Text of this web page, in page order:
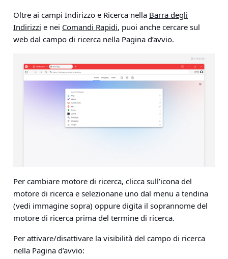
Oltre ai campi Indirizzo e Ricerca nella Barra degli
Indirizzi e nei Comandi Rapidi, puoi anche cercare sul
web dal campo di ricerca nella Pagina d’avvio.
Per cambiare motore di ricerca, clicca sull’icona del
motore di ricerca e selezionane uno dal menu a tendina
(vedi immagine sopra) oppure digita il soprannome del
motore di ricerca prima del termine di ricerca.
Per attivare/disattivare la visibilità del campo di ricerca
nella Pagina d’avvio: